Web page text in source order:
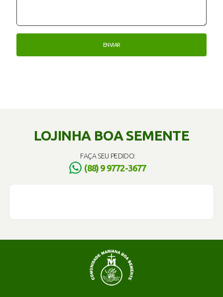
LOJINHA BOA SEMENTE
FAÇA SEU PEDIDO:
(88) 9 9772-3677